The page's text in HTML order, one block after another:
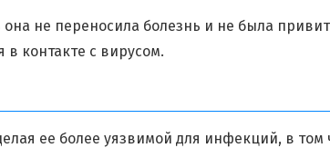
не переносила болезнь и не была
контакте с вирусом.
ее более уязвимой для инфекций, в том